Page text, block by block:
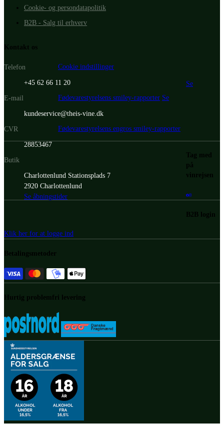
Cookie- og persondatapolitik
B2B - Salg til erhverv
Kontakt os
Telefon
+45 62 66 11 20
E-mail
kundeservice@theis-vine.dk
CVR
28853467
Butik
Charlottenlund Stationsplads 7
2920 Charlottenlund
Se åbningstider
Cookie indstillinger
Se
Fødevarestyrelsens smiley-rapporter Se
Fødevarestyrelsens engros smiley-rapporter
Tag med
på
vinrejsen
B2B login
Klik her for at logge ind
Betalingsmetoder
Hurtig problemfri levering